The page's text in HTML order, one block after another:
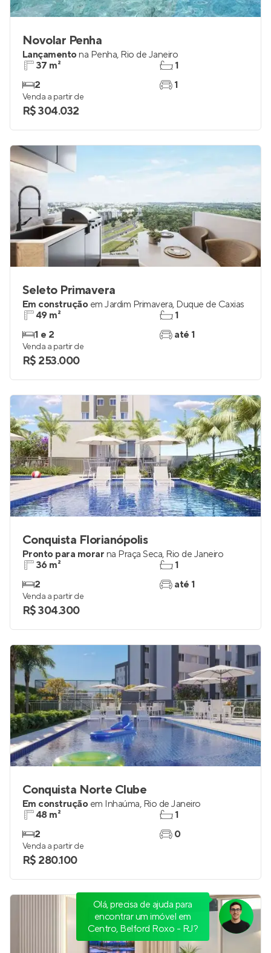
Novolar Penha
Lançamentona Penha, Rio de Janeiro
37 m²
2
1
1
Venda a partir de
R$ 304.032
Seleto Primavera
Em construção em Jardim Primavera, Duque de Caxias
49 m²
1 e 2
1
até 1
Venda a partir de
R$ 253.000
Conquista Florianópolis
Pronto para morar na Praça Seca, Rio de Janeiro
36 m²
2
1
até 1
Venda a partir de
R$ 304.300
Conquista Norte Clube
Em construção em Inhaúma, Rio de Janeiro
48 m²
2
1
0
Venda a partir de
R$ 280.100
Olá, precisa de ajuda para
encontrar um imóvel em
Centro, Belford Roxo - RJ?